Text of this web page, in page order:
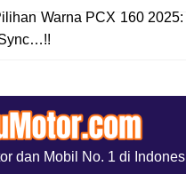
Warna PCX 160
dan Mobil No. 1 di